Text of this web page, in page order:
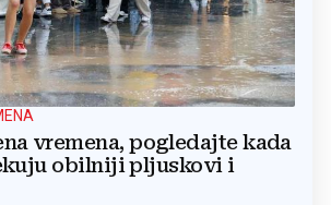
vremena, pogledajte kada
obilniji pljuskovi i